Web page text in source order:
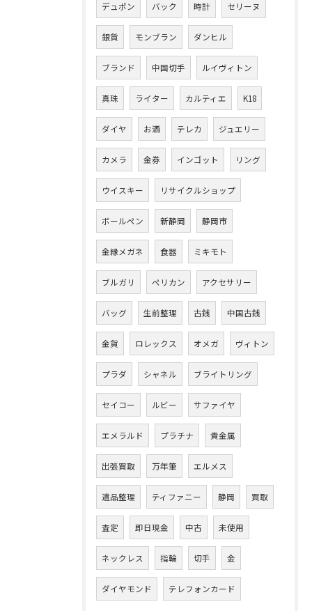
デュポン バック 時計 セリーヌ
銀貨 モンブラン ダンヒル
ブランド 中国切手 ルイヴィトン
真珠 ライター カルティエ K18
ダイヤ お酒 テレカ ジュエリー
カメラ 金券 インゴット リング
ウイスキー リサイクルショップ
ボールペン 新静岡 静岡市
金縁メガネ 食器 ミキモト
ブルガリ ペリカン アクセサリー
バッグ 生前整理 古銭 中国古銭
金貨 ロレックス オメガ ヴィトン
プラダ シャネル ブライトリング
セイコー ルビー サファイヤ
エメラルド プラチナ 貴金属
出張買取 万年筆 エルメス
遺品整理 ティファニー 静岡 買取
査定 即日現金 中古 未使用
ネックレス 指輪 切手 金
ダイヤモンド テレフォンカード